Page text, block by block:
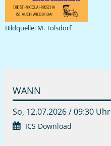
Bildquelle: M. Tolsdorf
WANN
So, 12.07.2026 / 09:30 Uhr
ICS Download